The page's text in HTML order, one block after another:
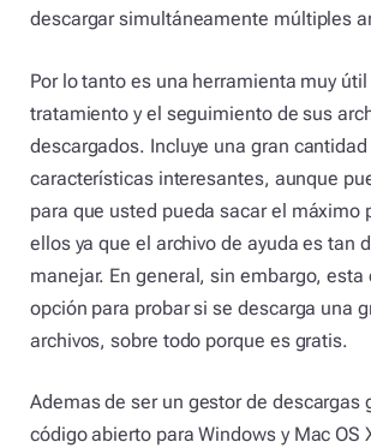
descargar simultáneamente múltiples
Por lo tanto es una herramienta muy útil
tratamiento y el seguimiento de sus
descargados. Incluye una gran cantidad
características interesantes, aunque
para que usted pueda sacar el máximo
ellos ya que el archivo de ayuda es tan
manejar. En general, sin embargo, esta
opción para probar si se descarga una
archivos, sobre todo porque es gratis.
Ademas de ser un gestor de descargas
código abierto para Windows y Mac OS